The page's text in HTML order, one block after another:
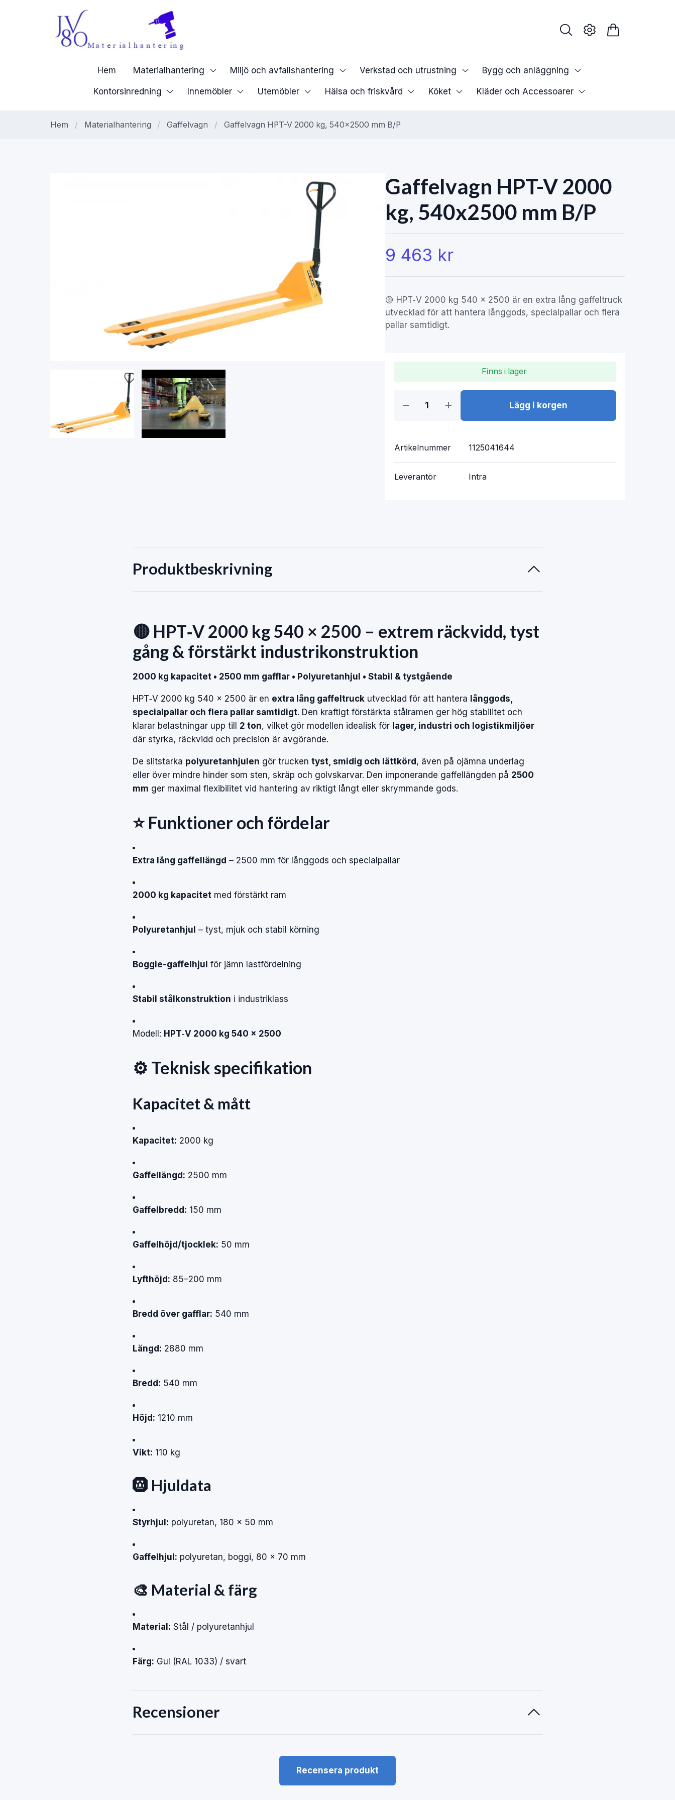
Hem Materialhantering Miljö och avfallshantering Verkstad och utrustning Bygg och anläggning
Kontorsinredning Innemöbler Utemöbler Hälsa och friskvård Köket Kläder och Accessoarer
Hem / Materialhantering / Gaffelvagn / Gaffelvagn HPT-V 2000 kg, 540x2500 mm B/P
Gaffelvagn HPT-V 2000
kg, 540x2500 mm B/P
9 463 kr
🟡 HPT‑V 2000 kg 540 × 2500 är en extra lång gaffeltruck
utvecklad för att hantera långgods, specialpallar och flera
pallar samtidigt.
Finns i lager
Lägg i korgen
Artikelnummer 1125041644
Leverantör Intra
Produktbeskrivning
🟡 HPT‑V 2000 kg 540 × 2500 – extrem räckvidd, tyst
gång & förstärkt industrikonstruktion
2000 kg kapacitet • 2500 mm gafflar • Polyuretanhjul • Stabil & tystgående
HPT‑V 2000 kg 540 × 2500 är en extra lång gaffeltruck utvecklad för att hantera långgods,
specialpallar och flera pallar samtidigt. Den kraftigt förstärkta stålramen ger hög stabilitet och
klarar belastningar upp till 2 ton, vilket gör modellen idealisk för lager, industri och logistikmiljöer
där styrka, räckvidd och precision är avgörande.
De slitstarka polyuretanhjulen gör trucken tyst, smidig och lättkörd , även på ojämna underlag
eller över mindre hinder som sten, skräp och golvskarvar. Den imponerande gaffellängden på 2500
mm ger maximal flexibilitet vid hantering av riktigt långt eller skrymmande gods.
⭐ Funktioner och fördelar
Extra lång gaffellängd – 2500 mm för långgods och specialpallar
2000 kg kapacitet med förstärkt ram
Polyuretanhjul – tyst, mjuk och stabil körning
Boggie-gaffelhjul för jämn lastfördelning
Stabil stålkonstruktion i industriklass
Modell: HPT‑V 2000 kg 540 × 2500
⚙️ Teknisk specifikation
Kapacitet & mått
Kapacitet: 2000 kg
Gaffellängd: 2500 mm
Gaffelbredd: 150 mm
Gaffelhöjd/tjocklek: 50 mm
Lyfthöjd: 85–200 mm
Bredd över gafflar: 540 mm
Längd: 2880 mm
Bredd: 540 mm
Höjd: 1210 mm
Vikt: 110 kg
🛞 Hjuldata
Styrhjul: polyuretan, 180 × 50 mm
Gaffelhjul: polyuretan, boggi, 80 × 70 mm
🎨 Material & färg
Material: Stål / polyuretanhjul
Färg: Gul (RAL 1033) / svart
Recensioner
Recensera produkt